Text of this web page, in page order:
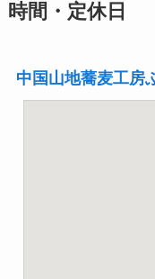
時間・定休日
中国山地蕎麦工房